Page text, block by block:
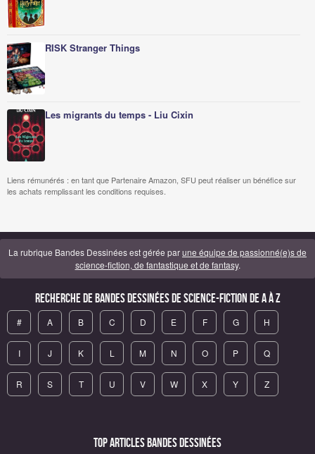
RISK Stranger Things
Les migrants du temps - Liu Cixin
Liens rémunérés : en tant que Partenaire Amazon, SFU peut réaliser un bénéfice sur
les achats remplissant les conditions requises.
La rubrique Bandes Dessinées est gérée parune équipe de passionné(e)s de
science-fiction, de fantastique et de fantasy.
Recherche de Bandes Dessinées de science-fiction de A à Z
# A B C D E F G H
I J K L M N O P Q
R S T U V W X Y Z
Top articles Bandes Dessinées